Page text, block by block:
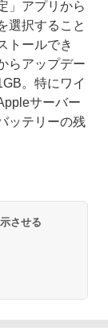
」アプリから
選択すること
トールでき
らアップデー
。特にワイ
サーバー
ッテリーの残
させる